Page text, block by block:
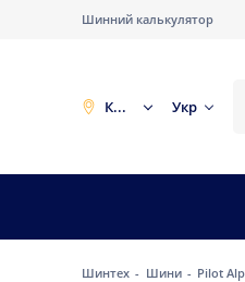
Шинний калькулятор
Київ Укр
Шинтех Шини Pilot